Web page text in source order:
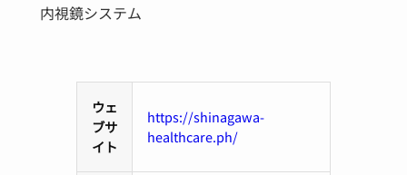
内視鏡システム
ウェ
ブサ
イト
https://shinagawa-
healthcare.ph/